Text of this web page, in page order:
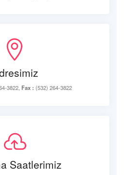
3822, Fax : (532) 264-3822
Saatlerimiz